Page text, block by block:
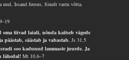
Issand Jeesus, Sinult vastu võtta.
oma tiivad laiali, nõnda kaitseb vägede
päästab, säästab ja vabastab.Js 31,5
soo kadunud lammaste juurde. Ja
lähedal!Mt 10,6–7